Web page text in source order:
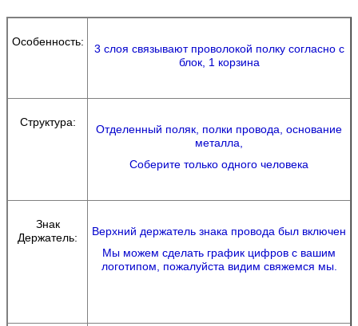
Особенность:
3 слоя связывают проволокой полку согласно с
блок, 1 корзина
Структура:
Отделенный поляк, полки провода, основание
металла,
Соберите только одного человека
Знак
Держатель:
Верхний держатель знака провода был включен
Мы можем сделать график цифров с вашим
логотипом, пожалуйста видим свяжемся мы.